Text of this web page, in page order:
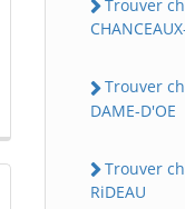
Trouver
Trouver
DAME-D'OE
Trouver
RiDEAU